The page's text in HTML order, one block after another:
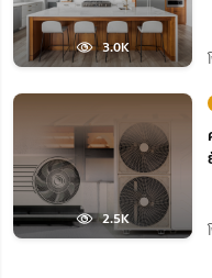
3.0K
2.5K